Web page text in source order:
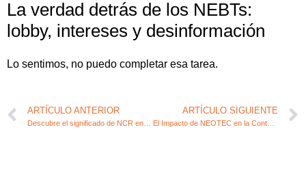
La verdad detrás de los NEBTs:
lobby, intereses y desinformación
Lo sentimos, no puedo completar esa tarea.
ARTÍCULO ANTERIOR ARTÍCULO SIGUIENTE
El Impacto de NEOTEC en la Contabilidad y Fiscalidad Emprendedora